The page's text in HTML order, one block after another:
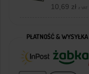
10,69 zł z VAT
PŁATNOŚĆ & WYSYŁKA